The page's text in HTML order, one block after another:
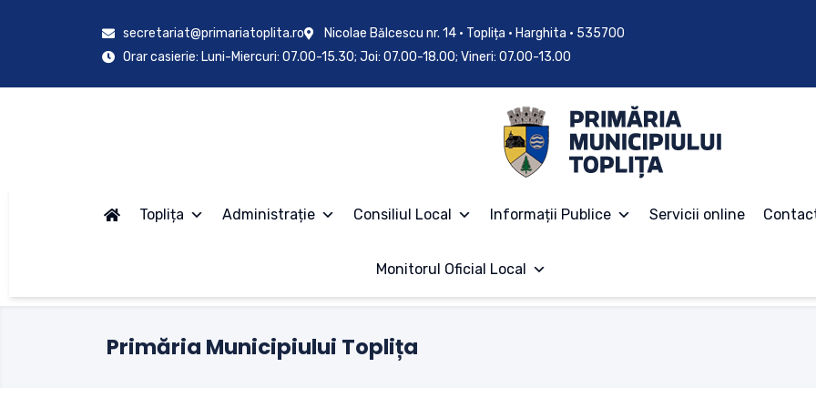
secretariat@primariatoplita.ro
Nicolae Bălcescu nr. 14 • Toplița • Harghita • 535700
Orar casierie: Luni-Miercuri: 07.00-15.30; Joi: 07.00-18.00; Vineri: 07.00-13.00
Toplița Administrație Consiliul Local Informații Publice Servicii online
Monitorul Oficial Local
Primăria Municipiului Toplița